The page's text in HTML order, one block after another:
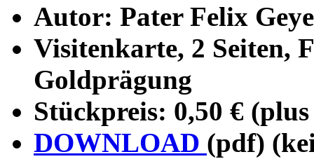
Autor: Pater Felix
Visitenkarte, 2 Seiten,
Goldprägung
Stückpreis: 0,50 €
DOWNLOAD (pdf)